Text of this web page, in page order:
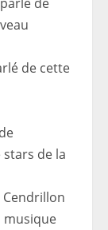
de cette
Cendrillon
musique